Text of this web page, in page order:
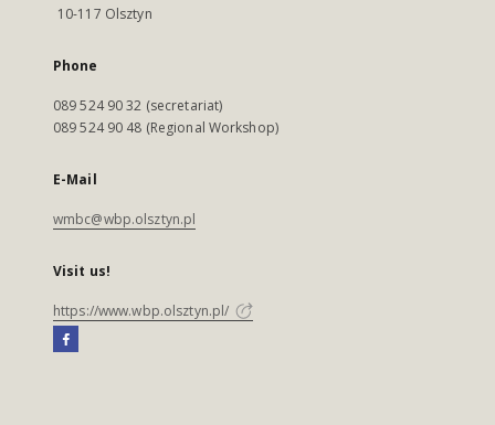
10-117 Olsztyn
Phone
089 524 90 32 (secretariat)
089 524 90 48 (Regional Workshop)
E-Mail
wmbc@wbp.olsztyn.pl
Visit us!
https://www.wbp.olsztyn.pl/